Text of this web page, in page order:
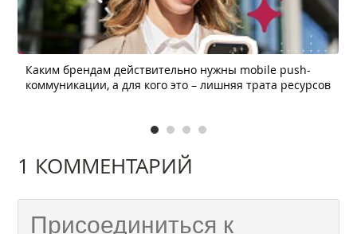
Каким брендам действительно нужны mobile push-
коммуникации, а для кого это – лишняя трата ресурсов
1 КОММЕНТАРИЙ